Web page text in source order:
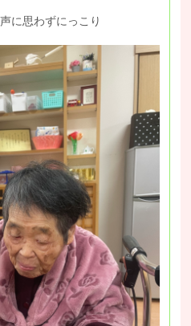
に思わずにっこり